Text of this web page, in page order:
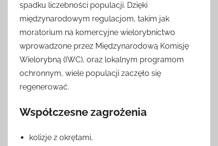
spadku liczebności populacji. Dzięki
międzynarodowym regulacjom, takim jak
moratorium na komercyjne wielorybnictwo
wprowadzone przez Międzynarodową Komisję
Wielorybną (IWC), oraz lokalnym programom
ochronnym, wiele populacji zaczęło się
regenerować.
Współczesne zagrożenia
kolizje z okrętami,